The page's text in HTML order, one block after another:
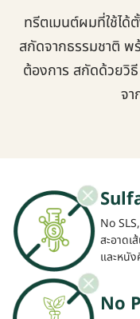
ทรีตเมนต์ผมที่ใช้ได้
สกัดจากธรรมชาติ พ
ต้องการ สกัดด้วยวิธี
จา
ปราศจากสารเ
No
สะอาดเ
และหนั
No